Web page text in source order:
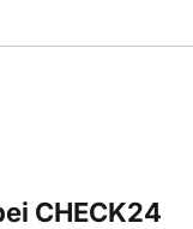
CHECK24